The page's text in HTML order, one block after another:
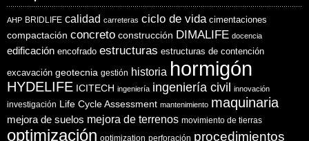
AHP BRIDLIFE calidad carreteras ciclo de vida cimentaciones
compactación concreto construcción DIMALIFE docencia
edificación encofrado estructuras estructuras de contención
excavación geotecnia gestión historia hormigón
HYDELIFE ICITECH ingeniería ingeniería civil innovación
investigación Life Cycle Assessment mantenimiento maquinaria
mejora de suelos mejora de terrenos movimiento de tierras
optimización optimization perforación procedimientos